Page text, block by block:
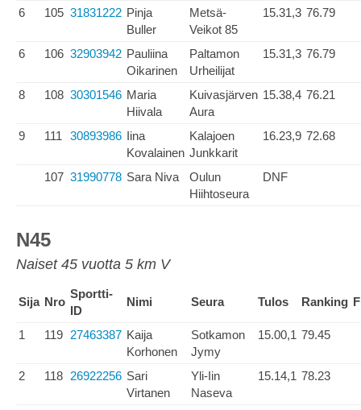
6 105 31831222 Pinja
Buller
Metsä-
Veikot 85
15.31,3 76.79
6 106 32903942 Pauliina
Oikarinen
Paltamon
Urheilijat
15.31,3 76.79
8 108 30301546 Maria
Hiivala
Kuivasjärven
Aura
15.38,4 76.21
9 111 30893986 Iina
Kovalainen
Kalajoen
Junkkarit
16.23,9 72.68
107 31990778 Sara Niva
Oulun
Hiihtoseura
DNF
N45
Naiset 45 vuotta 5 km V
Sija Nro
Sportti-
ID
Nimi Seura Tulos Ranking
1 119 27463387 Kaija
Korhonen
Sotkamon
Jymy
15.00,1 79.45
2 118 26922256 Sari
Virtanen
Yli-Iin
Naseva
15.14,1 78.23